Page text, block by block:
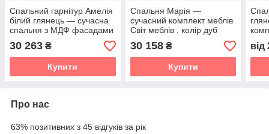
Спальний гарнітур Амелія
білий глянець — сучасна
спальня з МДФ фасадами
та повним комплектом
меблів Світ меблів
30 263 ₴
Купити
Спальня Марія —
сучасний комплект меблів
Світ меблів , колір дуб
катанія чорний / біле
золото
30 158₴
Купити
від
Про нас
63% позитивних з 45 відгуків за рік